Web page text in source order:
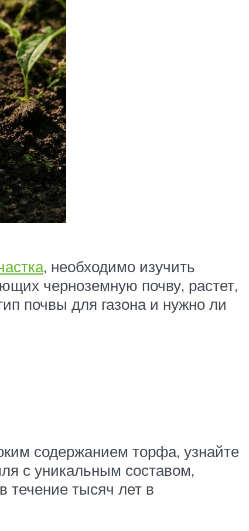
, необходимо изучить
черноземную почву, растет,
почвы для газона и нужно ли
содержанием торфа, узнайте
с уникальным составом,
течение тысяч лет в